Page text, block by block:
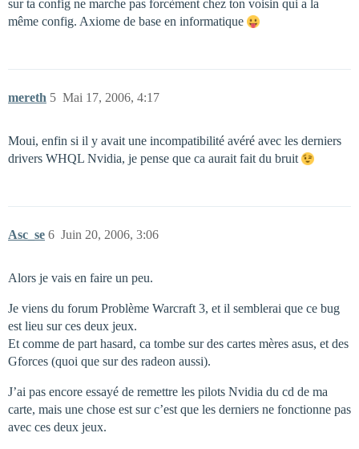
sur ta config ne marche pas forcèment chez ton voisin qui a la
même config. Axiome de base en informatique
mereth Mai 17, 2006, 4:17
5
Moui, enfin si il y avait une incompatibilité avéré avec les derniers
drivers WHQL Nvidia, je pense que ca aurait fait du bruit
Asc_se Juin 20, 2006, 3:06
6
Alors je vais en faire un peu.
Je viens du forum Problème Warcraft 3, et il semblerai que ce bug
est lieu sur ces deux jeux.
Et comme de part hasard, ca tombe sur des cartes mères asus, et des
Gforces (quoi que sur des radeon aussi).
J’ai pas encore essayé de remettre les pilots Nvidia du cd de ma
carte, mais une chose est sur c’est que les derniers ne fonctionne pas
avec ces deux jeux.